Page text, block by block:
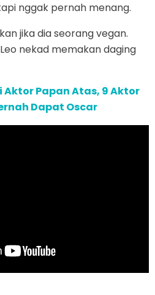
nggak pernah menang.
jika dia seorang vegan.
nekad memakan daging
Aktor Papan Atas, 9 Aktor
Dapat Oscar